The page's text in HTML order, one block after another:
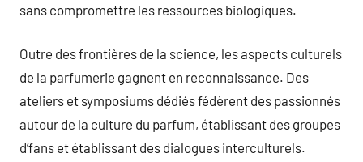
sans compromettre les ressources biologiques.
Outre des frontières de la science, les aspects culturels
de la parfumerie gagnent en reconnaissance. Des
ateliers et symposiums dédiés fédèrent des passionnés
autour de la culture du parfum, établissant des groupes
d’fans et établissant des dialogues interculturels.